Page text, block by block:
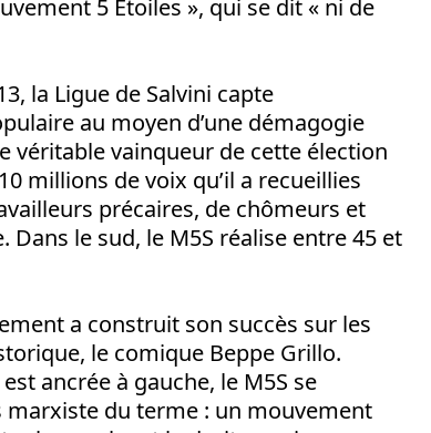
5 Etoiles », qui se dit « ni de
la Ligue de Salvini capte
au moyen d’une démagogie
véritable vainqueur de cette élection
millions de voix qu’il a recueillies
précaires, de chômeurs et
le sud, le M5S réalise entre 45 et
a construit son succès sur les
le comique Beppe Grillo.
ancrée à gauche, le M5S se
marxiste du terme : un mouvement